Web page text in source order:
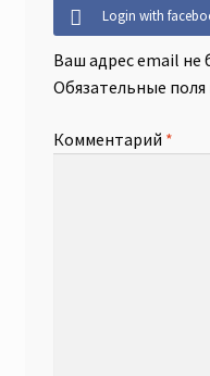
Login with
Ваш адрес email не
Обязательные
Комментарий *